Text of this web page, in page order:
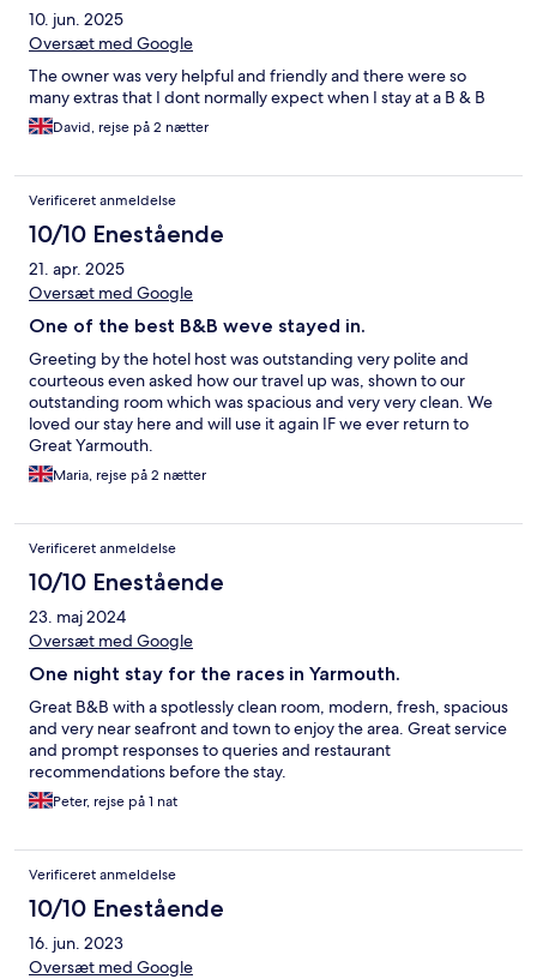
10. jun. 2025
Oversæt med Google
The owner was very helpful and friendly and there were so
many extras that I dont normally expect when I stay at a B & B
David, rejse på 2 nætter
Verificeret anmeldelse
10/10 Enestående
21. apr. 2025
Oversæt med Google
One of the best B&B weve stayed in.
Greeting by the hotel host was outstanding very polite and
courteous even asked how our travel up was, shown to our
outstanding room which was spacious and very very clean. We
loved our stay here and will use it again IF we ever return to
Great Yarmouth.
Maria, rejse på 2 nætter
Verificeret anmeldelse
10/10 Enestående
23. maj 2024
Oversæt med Google
One night stay for the races in Yarmouth.
Great B&B with a spotlessly clean room, modern, fresh, spacious
and very near seafront and town to enjoy the area. Great service
and prompt responses to queries and restaurant
recommendations before the stay.
Peter, rejse på 1 nat
Verificeret anmeldelse
10/10 Enestående
16. jun. 2023
Oversæt med Google